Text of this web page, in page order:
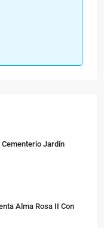
Jardín
Alma Rosa II Con